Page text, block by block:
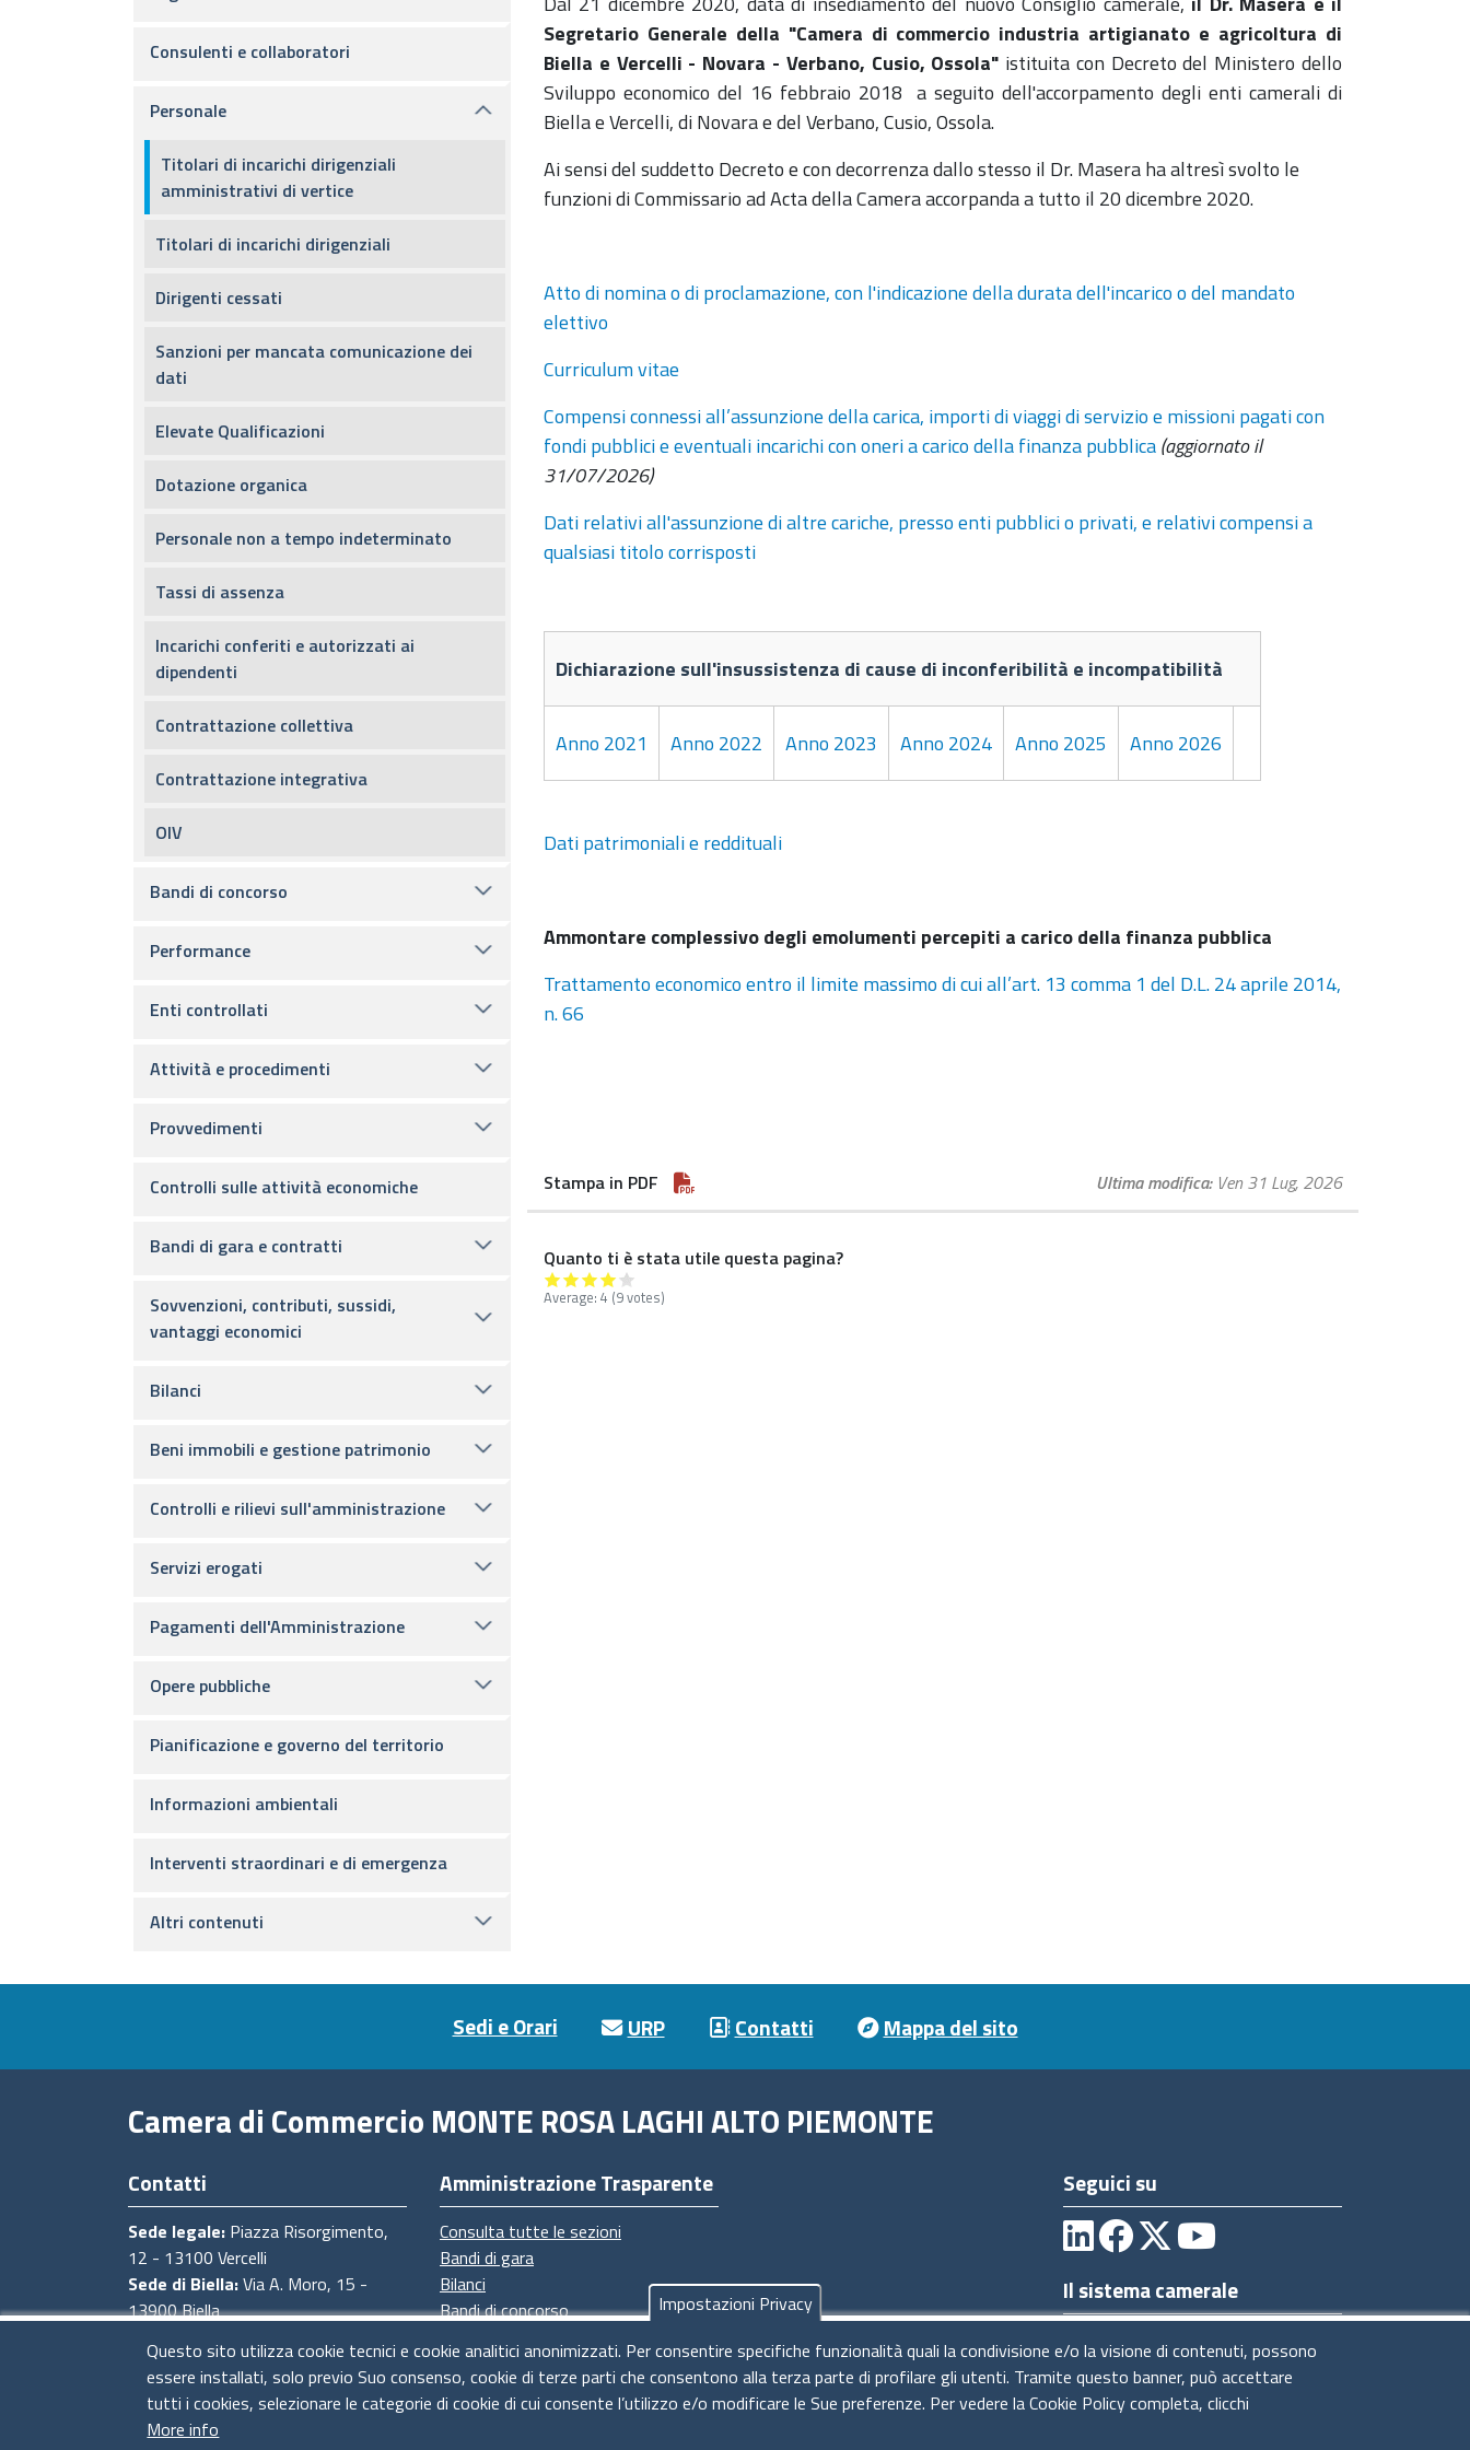
Segretario Generale della "Camera di commercio industria artigianato e agricoltura di
Biella e Vercelli - Novara - Verbano, Cusio, Ossola" istituita con Decreto del Ministero dello
Sviluppo economico del 16 febbraio 2018 a seguito dell'accorpamento degli enti camerali di
Biella e Vercelli, di Novara e del Verbano, Cusio, Ossola.
Ai sensi del suddetto Decreto e con decorrenza dallo stesso il Dr. Masera ha altresì svolto le
funzioni di Commissario ad Acta della Camera accorpanda a tutto il 20 dicembre 2020.
Atto di nomina o di proclamazione, con l'indicazione della durata dell'incarico o del mandato
elettivo
Curriculum vitae
Compensi connessi all’assunzione della carica, importi di viaggi di servizio e missioni pagati con
fondi pubblici e eventuali incarichi con oneri a carico della finanza pubblica(aggiornato il
31/07/2026)
Dati relativi all'assunzione di altre cariche, presso enti pubblici o privati, e relativi compensi a
qualsiasi titolo corrisposti
Dichiarazione sull'insussistenza di cause di inconferibilità e incompatibilità
Anno 2021 Anno 2022 Anno 2023 Anno 2024 Anno 2025 Anno 2026
Dati patrimoniali e reddituali
Ammontare complessivo degli emolumenti percepiti a carico della finanza pubblica
Trattamento economico entro il limite massimo di cui all’art. 13 comma 1 del D.L. 24 aprile 2014,
n. 66
Stampa in PDF Ultima modifica Ven 31 Lug, 2026
Quanto ti è stata utile questa pagina?
Average: 4 (9 votes)
Consulenti e collaboratori
Personale
Titolari di incarichi dirigenziali
amministrativi di vertice
Titolari di incarichi dirigenziali
Dirigenti cessati
Sanzioni per mancata comunicazione dei
dati
Elevate Qualificazioni
Dotazione organica
Personale non a tempo indeterminato
Tassi di assenza
Incarichi conferiti e autorizzati ai
dipendenti
Contrattazione collettiva
Contrattazione integrativa
OIV
Bandi di concorso
Performance
Enti controllati
Attività e procedimenti
Provvedimenti
Controlli sulle attività economiche
Bandi di gara e contratti
Sovvenzioni, contributi, sussidi,
vantaggi economici
Bilanci
Beni immobili e gestione patrimonio
Controlli e rilievi sull'amministrazione
Servizi erogati
Pagamenti dell'Amministrazione
Opere pubbliche
Pianificazione e governo del territorio
Informazioni ambientali
Interventi straordinari e di emergenza
Altri contenuti
Sedi e Orari URP Contatti Mappa del sito
Camera di Commercio MONTE ROSA LAGHI ALTO PIEMONTE
Contatti
Sede legale: Piazza Risorgimento,
12 - 13100 Vercelli
Sede di Biella:Via A. Moro, 15 -
13900 Biella
4 - 28100 Novara
Sede di Baveno:Strada Statale del
Sempione, 4 - 28831 Baveno (VB)
CF e Partita Iva:
Amministrazione Trasparente
Consulta tutte le sezioni
Bandi di gara
Bilanci
Bandi di concorso
Provvedimenti
Seguici su
Il sistema camerale
Impostazioni Privacy
Questo sito utilizza cookie tecnici e cookie analitici anonimizzati. Per consentire specifiche funzionalità quali la condivisione e/o la visione di contenuti, possono
essere installati, solo previo Suo consenso, cookie di terze parti che consentono alla terza parte di profilare gli utenti. Tramite questo banner, può accettare
tutti i cookies, selezionare le categorie di cookie di cui consente l’utilizzo e/o modificare le Sue preferenze. Per vedere la Cookie Policy completa, clicchi
More info